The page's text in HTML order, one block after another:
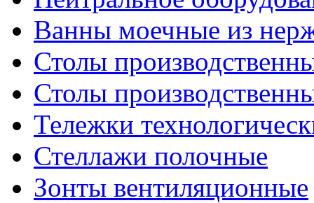
Ванны моечные из
Столы
Столы
Тележки
Стеллажи полочные
Зонты вентиляционные